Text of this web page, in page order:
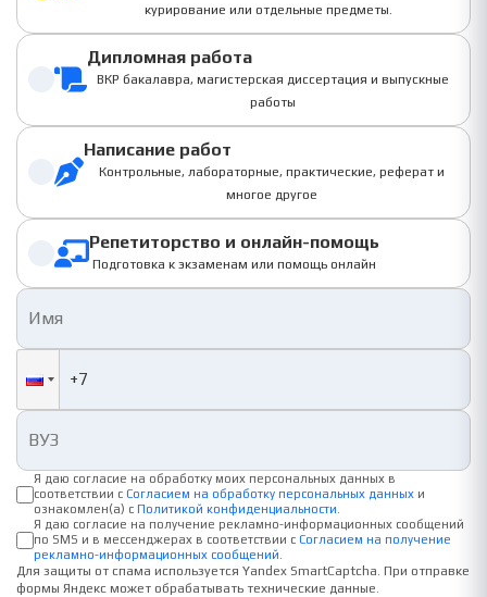
курирование или отдельные предметы.
Дипломная работа
ВКР бакалавра, магистерская диссертация и выпускные
работы
Написание работ
Контрольные, лабораторные, практические, реферат и
многое другое
Репетиторство и онлайн-помощь
Подготовка к экзаменам или помощь онлайн
Я даю согласие на обработку моих персональных данных в
соответствии с Согласием на обработку персональных данных и
ознакомлен(а) с Политикой конфиденциальности
Я даю согласие на получение рекламно-информационных сообщений
по SMS и в мессенджерах в соответствии с Согласием на получение
рекламно-информационных сообщений
Для защиты от спама используется Yandex SmartCaptcha. При отправке
формы Яндекс может обрабатывать технические данные.